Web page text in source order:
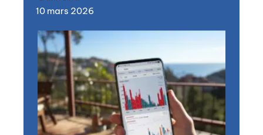
10 mars 2026